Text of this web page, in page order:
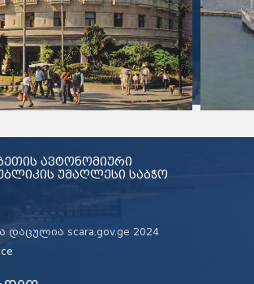
ავტონომიური
უმაღლესი საბჭო
scara.gov.ge 2024